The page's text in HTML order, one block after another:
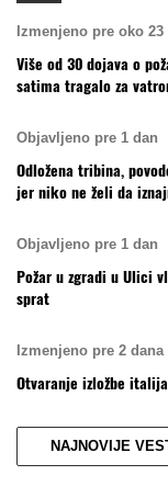
Izmenjeno pre oko 23
Više od 30 dojava o
satima tragalo za
Objavljeno pre 1 dan
Odložena tribina,
jer niko ne želi da
Objavljeno pre 1 dan
Požar u zgradi u Ulici
sprat
Izmenjeno pre 2 dana
Otvaranje izložbe
NAJNOVIJE